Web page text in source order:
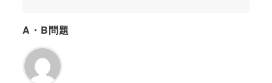
A・B問題